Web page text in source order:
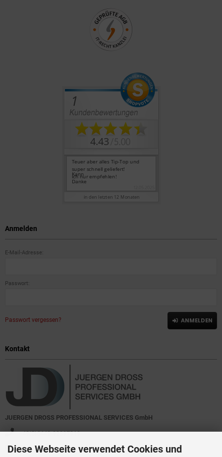
Anmelden
E-Mail-Adresse:
Passwort:
Passwort vergessen? ANMELDEN
Kontakt
JUERGEN DROSS PROFESSIONAL SERVICES GmbH
+49(0)6449-92897919
Kirchstraße 44
Diese Webseite verwendet Cookies und